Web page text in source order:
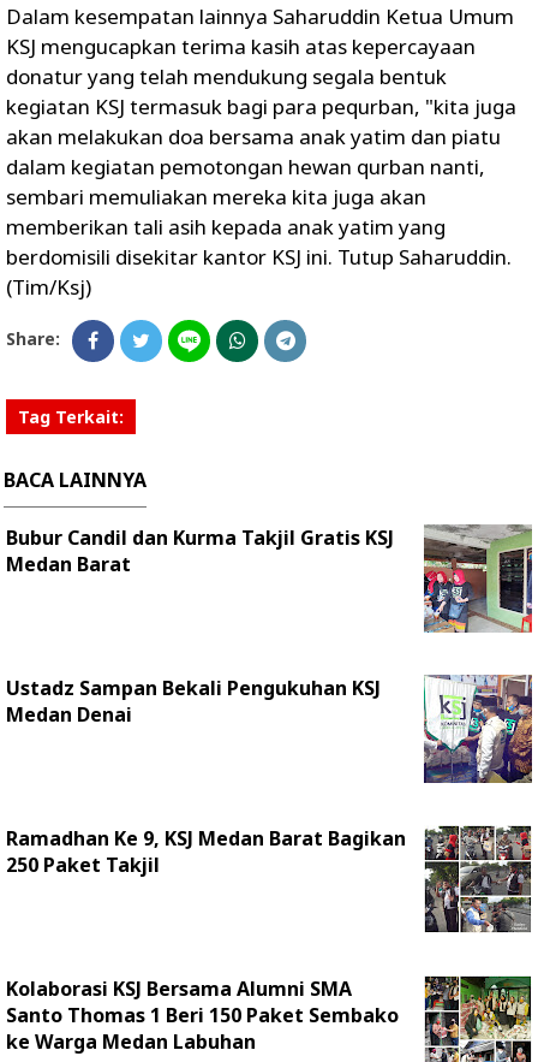
Dalam kesempatan lainnya Saharuddin Ketua Umum
KSJ mengucapkan terima kasih atas kepercayaan
donatur yang telah mendukung segala bentuk
kegiatan KSJ termasuk bagi para pequrban, "kita juga
akan melakukan doa bersama anak yatim dan piatu
dalam kegiatan pemotongan hewan qurban nanti,
sembari memuliakan mereka kita juga akan
memberikan tali asih kepada anak yatim yang
berdomisili disekitar kantor KSJ ini. Tutup Saharuddin.
(Tim/Ksj)
Share:
Tag Terkait:
BACA LAINNYA
Bubur Candil dan Kurma Takjil Gratis KSJ
Medan Barat
Ustadz Sampan Bekali Pengukuhan KSJ
Medan Denai
Ramadhan Ke 9, KSJ Medan Barat Bagikan
250 Paket Takjil
Kolaborasi KSJ Bersama Alumni SMA
Santo Thomas 1 Beri 150 Paket Sembako
ke Warga Medan Labuhan